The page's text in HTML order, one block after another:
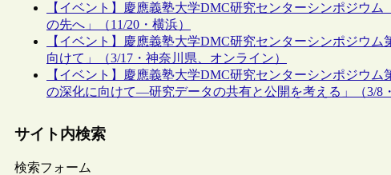
【イベント】慶應義塾大学DMC研究センターシンポジウ
の先へ」（11/20・横浜）
【イベント】慶應義塾大学DMC研究センターシンポジウ
向けて」（3/17・神奈川県、オンライン）
【イベント】慶應義塾大学DMC研究センターシンポジウ
の深化に向けて―研究データの共有と公開を考える」（3/8
サイト内検索
検索フォーム